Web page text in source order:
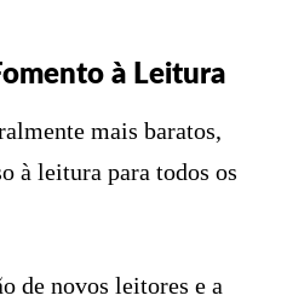
à Leitura
mais baratos,
à leitura para todos os
de novos leitores e a